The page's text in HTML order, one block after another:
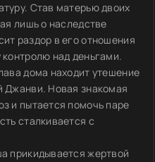
Став матерью двоих
лишь о наследстве
раздор в его отношения
над деньгами.
дома находит утешение
Джанви. Новая знакомая
и пытается помочь паре
сталкивается с
прикидывается жертвой